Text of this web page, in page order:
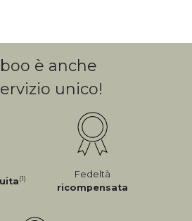
è anche
unico!
(1)
Fedeltà
ricompensata